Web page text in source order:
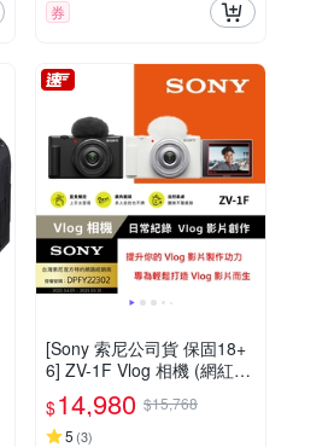
券
[Sony 索尼公司貨 保固18+
6] ZV-1F Vlog 相機 (網紅新
手/生活隨拍)
$14,980 $15,768
5 (3)